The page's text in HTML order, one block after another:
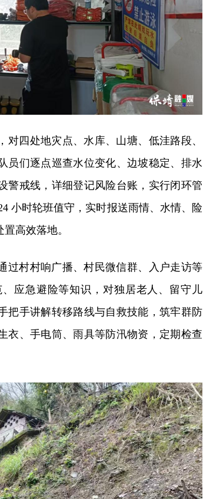
四处地灾点、水库、山塘、低洼路段、
员们逐点巡查水位变化、边坡稳定、排水
警戒线，详细登记风险台账，实行闭环管
小时轮班值守，实时报送雨情、水情、险
高效落地。
过村村响广播、村民微信群、入户走访等
应急避险等知识，对独居老人、留守儿
把手讲解转移路线与自救技能，筑牢群防
衣、手电筒、雨具等防汛物资，定期检查